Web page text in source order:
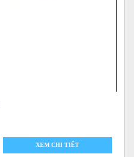
XEM CHI TIẾT